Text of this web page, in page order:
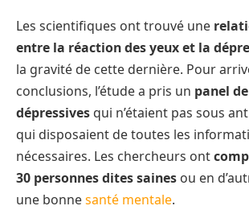
Les scientifiques ont trouvé une
entre la réaction des yeux et la
la gravité de cette dernière. Pour
conclusions, l’étude a pris un panel
dépressives qui n’étaient pas sous
qui disposaient de toutes les
nécessaires. Les chercheurs ont
30 personnes dites saines ou en
une bonnesanté mentale.